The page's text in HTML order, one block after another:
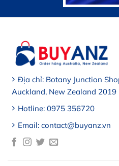
Địa chỉ: Botany Junction
Auckland, New Zealand 2019
Hotline: 0975 356720
Email: contact@buyanz.vn